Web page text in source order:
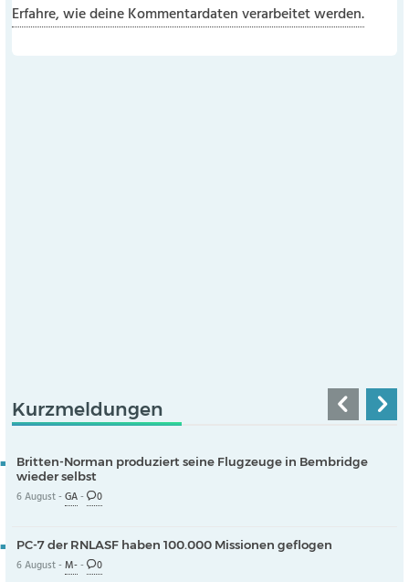
Erfahre, wie deine Kommentardaten verarbeitet werden.
Kurzmeldungen
Britten-Norman produziert seine Flugzeuge in Bembridge
wieder selbst
6 August -GA- 0
PC-7 der RNLASF haben 100.000 Missionen geflogen
6 August -M-- 0